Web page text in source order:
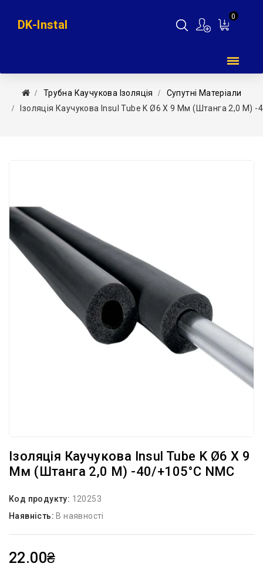
0
DK-Instal
Трубна Каучукова Ізоляція
Супутні Матеріали
Ізоляція Каучукова Insul Tube K Ø6 X 9 Мм (штанга 2,0 М) -
Ізоляція Каучукова Insul Tube K Ø6 X 9
Мм (штанга 2,0 М) -40/+105°С NMC
Код продукту: 120253
Наявність: В наявності
22.00₴